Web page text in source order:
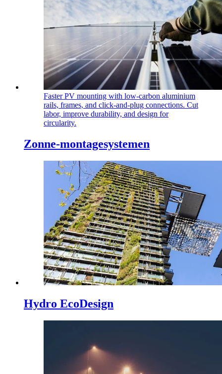
Faster PV mounting with low‑carbon aluminium
rails, frames, and click‑and‑plug connections. Cut
labor, improve durability, and design for
circularity.
Zonne-montagesystemen
Hydro EcoDesign